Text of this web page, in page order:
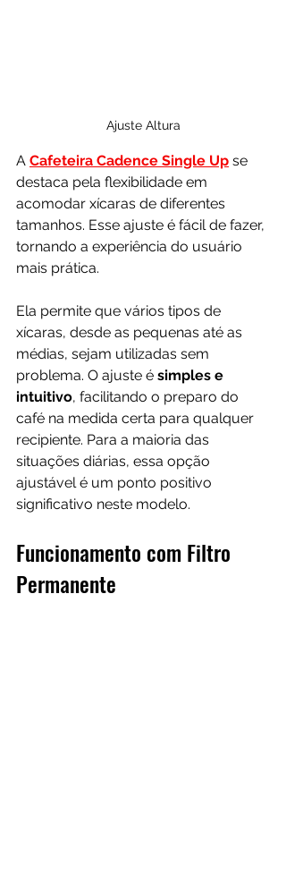
Ajuste Altura
A Cafeteira Cadence Single Up se
destaca pela flexibilidade em
acomodar xícaras de diferentes
tamanhos. Esse ajuste é fácil de fazer,
tornando a experiência do usuário
mais prática.
Ela permite que vários tipos de
xícaras, desde as pequenas até as
médias, sejam utilizadas sem
problema. O ajuste é simples e
intuitivo, facilitando o preparo do
café na medida certa para qualquer
recipiente. Para a maioria das
situações diárias, essa opção
ajustável é um ponto positivo
significativo neste modelo.
Funcionamento com Filtro
Permanente